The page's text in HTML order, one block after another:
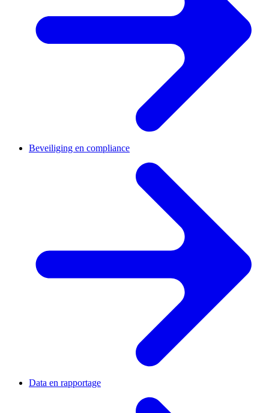
Beveiliging en compliance
Data en rapportage